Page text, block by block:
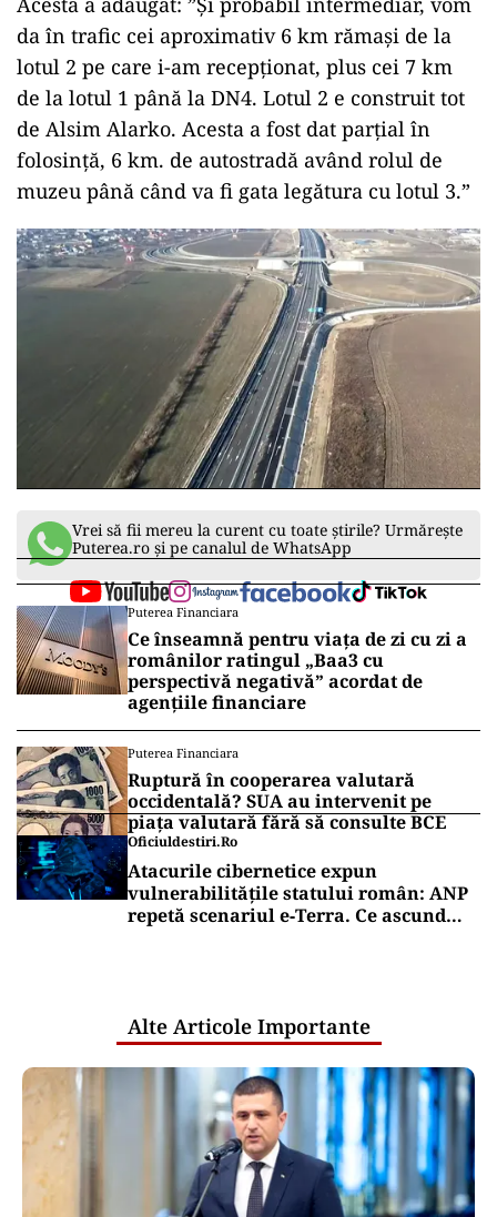
da în trafic cei aproximativ 6 km rămași de la
lotul 2 pe care i-am recepționat, plus cei 7 km
de la lotul 1 până la DN4. Lotul 2 e construit tot
de Alsim Alarko. Acesta a fost dat parțial în
folosință, 6 km. de autostradă având rolul de
muzeu până când va fi gata legătura cu lotul 3.”
Vrei să fii mereu la curent cu toate știrile? Urmărește
Puterea.ro și pe canalul de WhatsApp
Puterea Financiara
Ce înseamnă pentru viața de zi cu zi a
românilor ratingul „Baa3 cu
perspectivă negativă” acordat de
agențiile financiare
Puterea Financiara
Ruptură în cooperarea valutară
occidentală? SUA au intervenit pe
piața valutară fără să consulte BCE
Oficiuldestiri.ro
Atacurile cibernetice expun
vulnerabilitățile statului român: ANP
repetă scenariul e‑Terra. Ce ascund
Alte Articole Importante